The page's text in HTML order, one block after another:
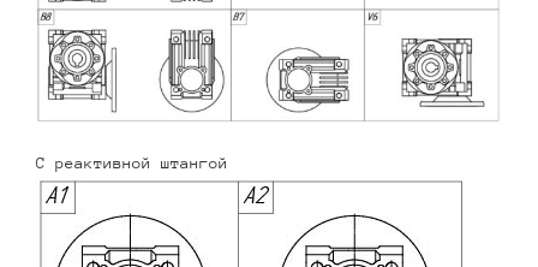
С реактивной штангой